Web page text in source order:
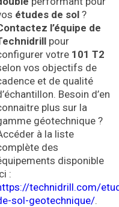
études de sol ?
l’équipe de
pour
votre 101 T2
vos objectifs de
et de qualité
Besoin d’en
plus sur la
géotechnique ?
à la liste
des
disponible
:
technidrill.com/
sol-geotechnique/.